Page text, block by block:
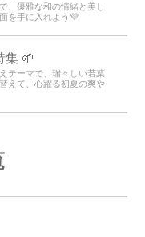
、優雅な和の情緒と美し
を手に入れよう💜
集 🌱
テーマで、瑞々しい若葉
えて、心躍る初夏の爽や